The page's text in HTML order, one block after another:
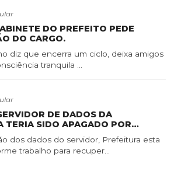
DO PREFEITO PEDE
DO CARGO.
diz que encerra um ciclo, deixa amigos
tranquila ...
DE DADOS DA
TERIA SIDO APAGADO POR
CONFIANÇA
dos dados do servidor, Prefeitura esta
trabalho para recuper...